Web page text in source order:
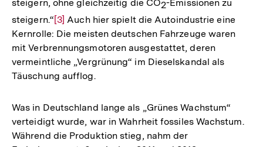
steigern, ohne gleichzeitig die CO2-Emissionen zu
steigern.“Zur
Auflösung
der
Fußnote
[3] Auch hier spielt die Autoindustrie eine
Kernrolle: Die meisten deutschen Fahrzeuge waren
mit Verbrennungsmotoren ausgestattet, deren
vermeintliche „Vergrünung“ im Dieselskandal als
Täuschung aufflog.
Was in Deutschland lange als „Grünes Wachstum“
verteidigt wurde, war in Wahrheit fossiles Wachstum.
Während die Produktion stieg, nahm der